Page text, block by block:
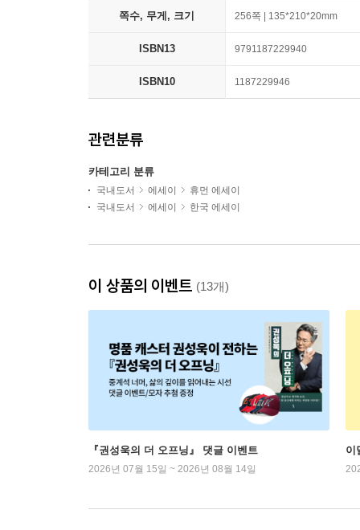
쪽수, 무게, 크기 256쪽 | 135*210*20mm
ISBN13 9791187229940
ISBN10 1187229946
관련분류
카테고리 분류
국내도서 에세이
휴먼 에세이
국내도서
에세이 한국 에세이
이 상품의 이벤트 (13개)
『권성욱의 더 오프닝』 댓글 이벤트
2026년 07월 15일 ~ 2026년 08월 14일
이